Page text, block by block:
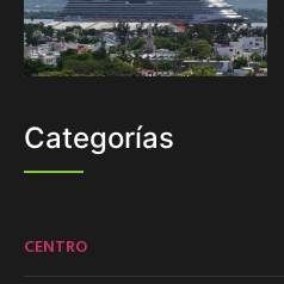
Categorías
CENTRO